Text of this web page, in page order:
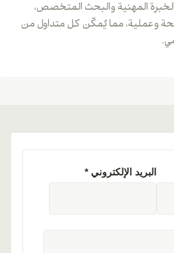
المهنية والبحث المتخصص،
وعملية، مما يُمكّن كل متداول من
البريد الإلكتروني*